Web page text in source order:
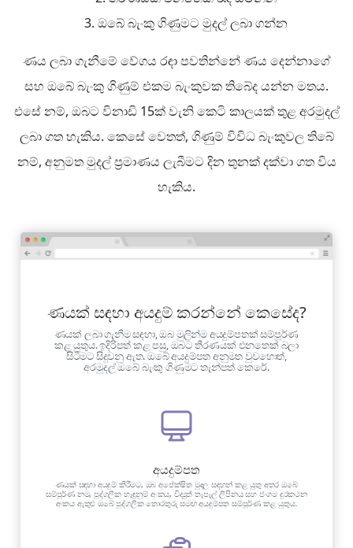
3. ඔබේ බැංකු ගිණුමට මුදල් ලබා ගන්න
ණය ලබා ගැනීමේ වේගය රඳා පවතින්නේ ණය දෙන්නාගේ
සහ ඔබේ බැංකු ගිණුම් එකම බැංකුවක තිබේද යන්න මතය.
එසේ නම්, ඔබට විනාඩි 15ක් වැනි කෙටි කාලයක් තුළ අරමුදල්
ලබා ගත හැකිය. කෙසේ වෙතත්, ගිණුම් විවිධ බැංකුවල තිබේ
නම්, අනුමත මුදල් ප්‍රමාණය ලැබීමට දින තුනක් දක්වා ගත විය
හැකිය.
ණයක් සඳහා අයදුම් කරන්නේ කෙසේද?
ණයක් ලබා ගැනීම සඳහා, ඔබ මුලින්ම අයදුම්පතක් සම්පූර්ණ
කළ යුතුය. ඉදිරිපත් කළ පසු, ඔබට තීරණයක් එනතෙක් බලා
සිටීමට සිදුවනු ඇත. ඔබේ අයදුම්පත අනුමත වුවහොත්,
අරමුදල් ඔබේ බැංකු ගිණුමට තැන්පත් කෙරේ.
අයදුම්පත
ණයක් සඳහා අයදුම් කිරීමට, ඔබ අපේක්ෂිත මුදල සඳහන් කළ යුතු අතර ඔබේ
සම්පූර්ණ නම, පුද්ගලික හැඳුනුම් අංකය, විද්‍යුත් තැපැල් ලිපිනය සහ ජංගම දුරකථන
අංකය ඇතුළු ඔබේ පුද්ගලික තොරතුරු සමඟ අයදුම්පත සම්පූර්ණ කළ යුතුය.